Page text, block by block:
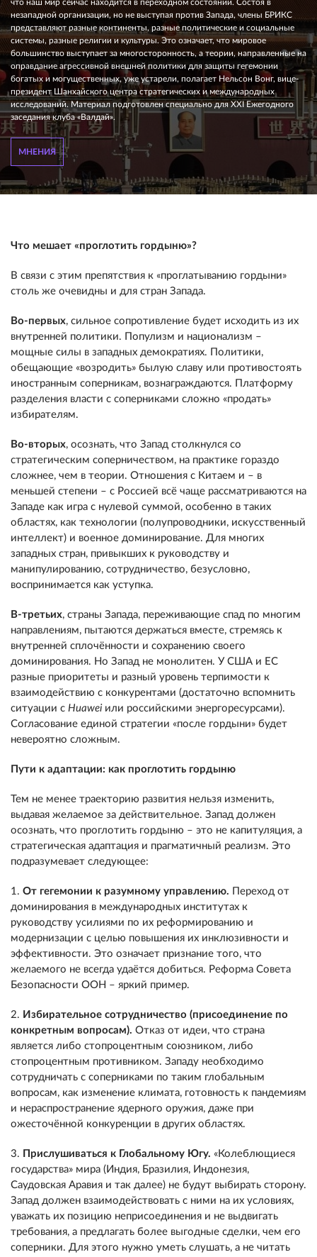
что наш мир сейчас находится в переходном состоянии. Состоя в
незападной организации, но не выступая против Запада, члены БРИКС
представляют разные континенты, разные политические и социальные
системы, разные религии и культуры. Это означает, что мировое
большинство выступает за многосторонность, а теории, направленные на
оправдание агрессивной внешней политики для защиты гегемонии
богатых и могущественных, уже устарели, полагает Нельсон Вонг, вице-
президент Шанхайского центра стратегических и международных
исследований. Материал подготовлен специально для XXI Ежегодного
заседания клуба «Валдай».
МНЕНИЯ
Что мешает «проглотить гордыню»?
В связи с этим препятствия к «проглатыванию гордыни»
столь же очевидны и для стран Запада.
Во-первых, сильное сопротивление будет исходить из их
внутренней политики. Популизм и национализм –
мощные силы в западных демократиях. Политики,
обещающие «возродить» былую славу или противостоять
иностранным соперникам, вознаграждаются. Платформу
разделения власти с соперниками сложно «продать»
избирателям.
Во-вторых, осознать, что Запад столкнулся со
стратегическим соперничеством, на практике гораздо
сложнее, чем в теории. Отношения с Китаем и – в
меньшей степени – с Россией всё чаще рассматриваются на
Западе как игра с нулевой суммой, особенно в таких
областях, как технологии (полупроводники, искусственный
интеллект) и военное доминирование. Для многих
западных стран, привыкших к руководству и
манипулированию, сотрудничество, безусловно,
воспринимается как уступка.
В-третьих, страны Запада, переживающие спад по многим
направлениям, пытаются держаться вместе, стремясь к
внутренней сплочённости и сохранению своего
доминирования. Но Запад не монолитен. У США и ЕС
разные приоритеты и разный уровень терпимости к
взаимодействию с конкурентами (достаточно вспомнить
ситуации с Huawei или российскими энергоресурсами).
Согласование единой стратегии «после гордыни» будет
невероятно сложным.
Пути к адаптации: как проглотить гордыню
Тем не менее траекторию развития нельзя изменить,
выдавая желаемое за действительное. Запад должен
осознать, что проглотить гордыню – это не капитуляция, а
стратегическая адаптация и прагматичный реализм. Это
подразумевает следующее:
1. От гегемонии к разумному управлению. Переход от
доминирования в международных институтах к
руководству усилиями по их реформированию и
модернизации с целью повышения их инклюзивности и
эффективности. Это означает признание того, что
желаемого не всегда удаётся добиться. Реформа Совета
Безопасности ООН – яркий пример.
2. Избирательное сотрудничество (присоединение по
конкретным вопросам). Отказ от идеи, что страна
является либо стопроцентным союзником, либо
стопроцентным противником. Западу необходимо
сотрудничать с соперниками по таким глобальным
вопросам, как изменение климата, готовность к пандемиям
и нераспространение ядерного оружия, даже при
ожесточённой конкуренции в других областях.
3. Прислушиваться к Глобальному Югу. «Колеблющиеся
государства» мира (Индия, Бразилия, Индонезия,
Саудовская Аравия и так далее) не будут выбирать сторону.
Запад должен взаимодействовать с ними на их условиях,
уважать их позицию неприсоединения и не выдвигать
требования, а предлагать более выгодные сделки, чем его
соперники. Для этого нужно уметь слушать, а не читать